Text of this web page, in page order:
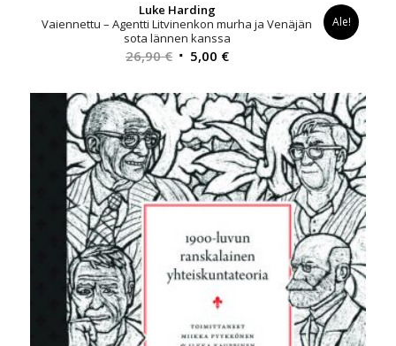
Luke Harding
Vaiennettu – Agentti Litvinenkon murha ja Venäjän
sota lännen kanssa
26,90€ Alkuperäinen
oli:
26,90 €.
5,00 €Nykyinen
on:
5,00 €.
Ale!